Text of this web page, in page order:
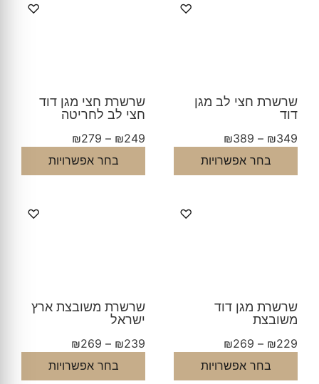
♡
שרשרת חצי לב מגן
דוד
₪349
–
₪389
בחר אפשרויות
♡
שרשרת חצי מגן דוד
חצי לב לחריטה
₪249
–
₪279
בחר אפשרויות
♡
שרשרת מגן דוד
משובצת
₪229
–
₪269
בחר אפשרויות
♡
שרשרת משובצת ארץ
ישראל
₪239
–
₪269
בחר אפשרויות